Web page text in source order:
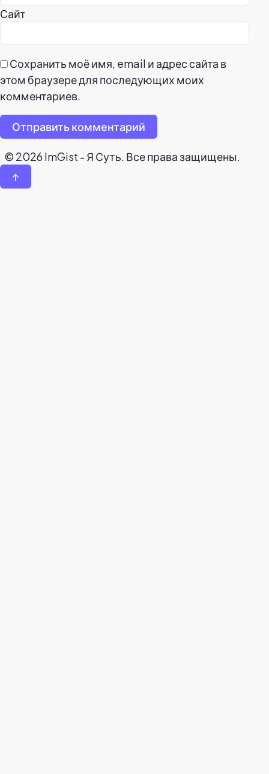
Сайт
Сохранить моё имя, email и адрес сайта в
этом браузере для последующих моих
комментариев.
Отправить комментарий
© 2026 ImGist - Я Суть. Все права защищены.
↑